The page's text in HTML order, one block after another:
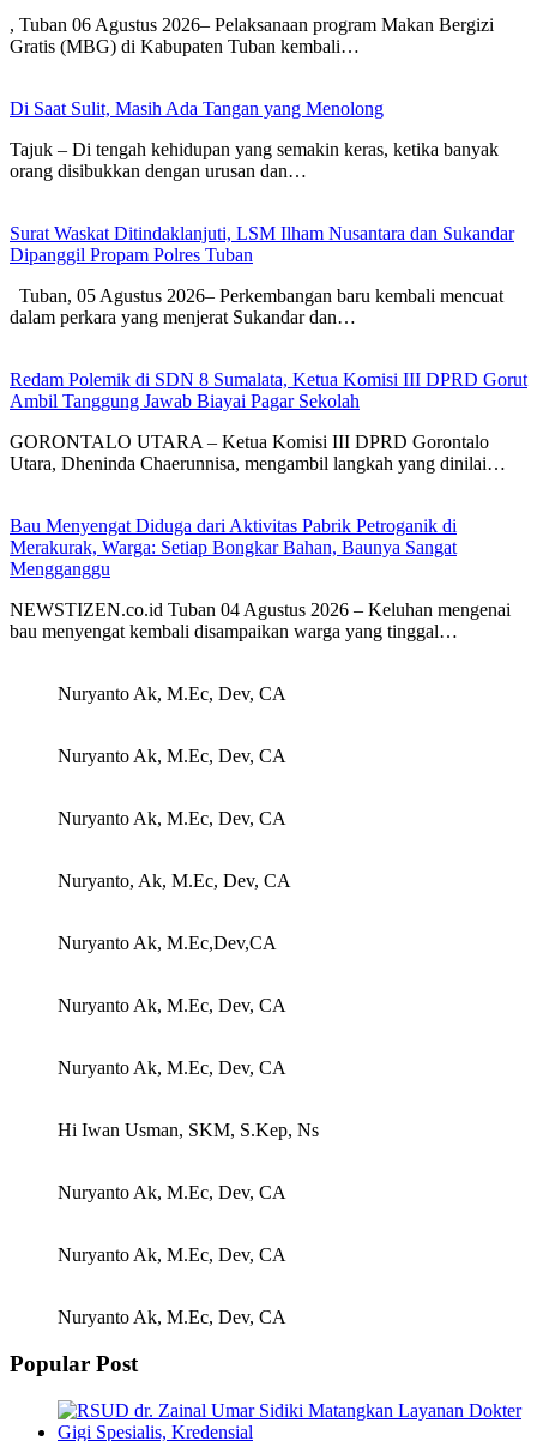
, Tuban 06 Agustus 2026– Pelaksanaan program Makan Bergizi
Gratis (MBG) di Kabupaten Tuban kembali…
Di Saat Sulit, Masih Ada Tangan yang Menolong
Tajuk – Di tengah kehidupan yang semakin keras, ketika banyak
orang disibukkan dengan urusan dan…
Surat Waskat Ditindaklanjuti, LSM Ilham Nusantara dan Sukandar
Dipanggil Propam Polres Tuban
Tuban, 05 Agustus 2026– Perkembangan baru kembali mencuat
dalam perkara yang menjerat Sukandar dan…
Redam Polemik di SDN 8 Sumalata, Ketua Komisi III DPRD Gorut
Ambil Tanggung Jawab Biayai Pagar Sekolah
GORONTALO UTARA – Ketua Komisi III DPRD Gorontalo
Utara, Dheninda Chaerunnisa, mengambil langkah yang dinilai…
Bau Menyengat Diduga dari Aktivitas Pabrik Petroganik di
Merakurak, Warga: Setiap Bongkar Bahan, Baunya Sangat
Mengganggu
NEWSTIZEN.co.id Tuban 04 Agustus 2026 – Keluhan mengenai
bau menyengat kembali disampaikan warga yang tinggal…
Nuryanto Ak, M.Ec, Dev, CA
Nuryanto Ak, M.Ec, Dev, CA
Nuryanto Ak, M.Ec, Dev, CA
Nuryanto, Ak, M.Ec, Dev, CA
Nuryanto Ak, M.Ec,Dev,CA
Nuryanto Ak, M.Ec, Dev, CA
Nuryanto Ak, M.Ec, Dev, CA
Hi Iwan Usman, SKM, S.Kep, Ns
Nuryanto Ak, M.Ec, Dev, CA
Nuryanto Ak, M.Ec, Dev, CA
Nuryanto Ak, M.Ec, Dev, CA
Popular Post